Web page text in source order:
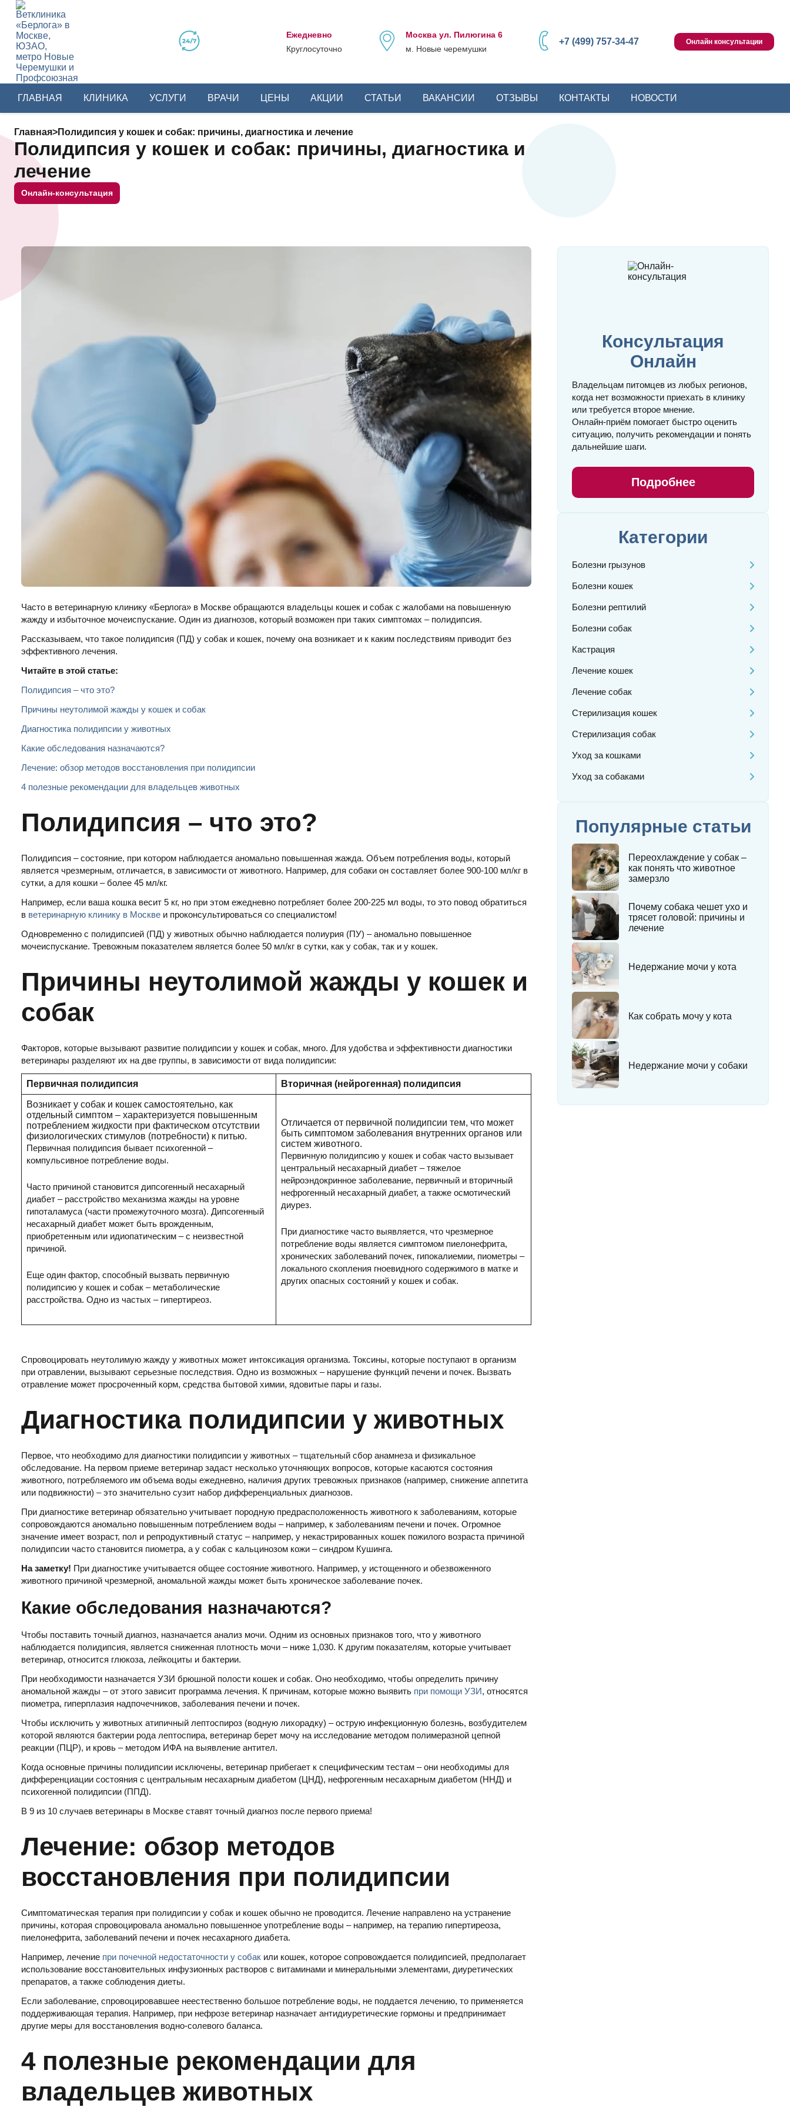
Ежедневно
Круглосуточно
Москва ул. Пилюгина 6
м. Новые черемушки
+7 (499) 757-34-47 Онлайн консультации
ГЛАВНАЯ КЛИНИКА УСЛУГИ ВРАЧИ ЦЕНЫ АКЦИИ СТАТЬИ ВАКАНСИИ ОТЗЫВЫ КОНТАКТЫ НОВОСТИ
Главная>Полидипсия у кошек и собак: причины, диагностика и лечение
Полидипсия у кошек и собак: причины, диагностика и
лечение
Онлайн-консультация
Часто в ветеринарную клинику «Берлога» в Москве обращаются владельцы кошек и собак с жалобами на повышенную
жажду и избыточное мочеиспускание. Один из диагнозов, который возможен при таких симптомах – полидипсия.
Рассказываем, что такое полидипсия (ПД) у собак и кошек, почему она возникает и к каким последствиям приводит без
эффективного лечения.
Читайте в этой статье:
Полидипсия – что это?
Причины неутолимой жажды у кошек и собак
Диагностика полидипсии у животных
Какие обследования назначаются?
Лечение: обзор методов восстановления при полидипсии
4 полезные рекомендации для владельцев животных
Полидипсия – что это?
Полидипсия – состояние, при котором наблюдается аномально повышенная жажда. Объем потребления воды, который
является чрезмерным, отличается, в зависимости от животного. Например, для собаки он составляет более 900-100 мл/кг в
сутки, а для кошки – более 45 мл/кг.
Например, если ваша кошка весит 5 кг, но при этом ежедневно потребляет более 200-225 мл воды, то это повод обратиться
в ветеринарную клинику в Москве и проконсультироваться со специалистом!
Одновременно с полидипсией (ПД) у животных обычно наблюдается полиурия (ПУ) – аномально повышенное
мочеиспускание. Тревожным показателем является более 50 мл/кг в сутки, как у собак, так и у кошек.
Причины неутолимой жажды у кошек и
собак
Факторов, которые вызывают развитие полидипсии у кошек и собак, много. Для удобства и эффективности диагностики
ветеринары разделяют их на две группы, в зависимости от вида полидипсии:
Первичная полидипсия Вторичная (нейрогенная) полидипсия
Возникает у собак и кошек самостоятельно, как
отдельный симптом – характеризуется повышенным
потреблением жидкости при фактическом отсутствии
физиологических стимулов (потребности) к питью.
Первичная полидипсия бывает психогенной –
компульсивное потребление воды.
Часто причиной становится дипсогенный несахарный
диабет – расстройство механизма жажды на уровне
гипоталамуса (части промежуточного мозга). Дипсогенный
несахарный диабет может быть врожденным,
приобретенным или идиопатическим – с неизвестной
причиной.
Еще один фактор, способный вызвать первичную
полидипсию у кошек и собак – метаболические
расстройства. Одно из частых – гипертиреоз.
Отличается от первичной полидипсии тем, что может
быть симптомом заболевания внутренних органов или
систем животного.
Первичную полидипсию у кошек и собак часто вызывает
центральный несахарный диабет – тяжелое
нейроэндокринное заболевание, первичный и вторичный
нефрогенный несахарный диабет, а также осмотический
диурез.
При диагностике часто выявляется, что чрезмерное
потребление воды является симптомом пиелонефрита,
хронических заболеваний почек, гипокалиемии, пиометры –
локального скопления гноевидного содержимого в матке и
других опасных состояний у кошек и собак.
Спровоцировать неутолимую жажду у животных может интоксикация организма. Токсины, которые поступают в организм
при отравлении, вызывают серьезные последствия. Одно из возможных – нарушение функций печени и почек. Вызвать
отравление может просроченный корм, средства бытовой химии, ядовитые пары и газы.
Диагностика полидипсии у животных
Первое, что необходимо для диагностики полидипсии у животных – тщательный сбор анамнеза и физикальное
обследование. На первом приеме ветеринар задаст несколько уточняющих вопросов, которые касаются состояния
животного, потребляемого им объема воды ежедневно, наличия других тревожных признаков (например, снижение аппетита
или подвижности) – это значительно сузит набор дифференциальных диагнозов.
При диагностике ветеринар обязательно учитывает породную предрасположенность животного к заболеваниям, которые
сопровождаются аномально повышенным потреблением воды – например, к заболеваниям печени и почек. Огромное
значение имеет возраст, пол и репродуктивный статус – например, у некастрированных кошек пожилого возраста причиной
полидипсии часто становится пиометра, а у собак с кальцинозом кожи – синдром Кушинга.
На заметку! При диагностике учитывается общее состояние животного. Например, у истощенного и обезвоженного
животного причиной чрезмерной, аномальной жажды может быть хроническое заболевание почек.
Какие обследования назначаются?
Чтобы поставить точный диагноз, назначается анализ мочи. Одним из основных признаков того, что у животного
наблюдается полидипсия, является сниженная плотность мочи – ниже 1,030. К другим показателям, которые учитывает
ветеринар, относится глюкоза, лейкоциты и бактерии.
При необходимости назначается УЗИ брюшной полости кошек и собак. Оно необходимо, чтобы определить причину
аномальной жажды – от этого зависит программа лечения. К причинам, которые можно выявить при помощи УЗИ, относятся
пиометра, гиперплазия надпочечников, заболевания печени и почек.
Чтобы исключить у животных атипичный лептоспироз (водную лихорадку) – острую инфекционную болезнь, возбудителем
которой являются бактерии рода лептоспира, ветеринар берет мочу на исследование методом полимеразной цепной
реакции (ПЦР), и кровь – методом ИФА на выявление антител.
Когда основные причины полидипсии исключены, ветеринар прибегает к специфическим тестам – они необходимы для
дифференциации состояния с центральным несахарным диабетом (ЦНД), нефрогенным несахарным диабетом (ННД) и
психогенной полидипсии (ППД).
В 9 из 10 случаев ветеринары в Москве ставят точный диагноз после первого приема!
Лечение: обзор методов
восстановления при полидипсии
Симптоматическая терапия при полидипсии у собак и кошек обычно не проводится. Лечение направлено на устранение
причины, которая спровоцировала аномально повышенное употребление воды – например, на терапию гипертиреоза,
пиелонефрита, заболеваний печени и почек несахарного диабета.
Например, лечение при почечной недостаточности у собак или кошек, которое сопровождается полидипсией, предполагает
использование восстановительных инфузионных растворов с витаминами и минеральными элементами, диуретических
препаратов, а также соблюдения диеты.
Если заболевание, спровоцировавшее неестественно большое потребление воды, не поддается лечению, то применяется
поддерживающая терапия. Например, при нефрозе ветеринар назначает антидиуретические гормоны и предпринимает
другие меры для восстановления водно-солевого баланса.
4 полезные рекомендации для
владельцев животных
Консультация
Онлайн
Владельцам питомцев из любых регионов,
когда нет возможности приехать в клинику
или требуется второе мнение.
Онлайн‑приём помогает быстро оценить
ситуацию, получить рекомендации и понять
дальнейшие шаги.
Подробнее
Категории
Болезни грызунов
Болезни кошек
Болезни рептилий
Болезни собак
Кастрация
Лечение кошек
Лечение собак
Стерилизация кошек
Стерилизация собак
Уход за кошками
Уход за собаками
Популярные статьи
Переохлаждение у собак –
как понять что животное
замерзло
Почему собака чешет ухо и
трясет головой: причины и
лечение
Недержание мочи у кота
Как собрать мочу у кота
Недержание мочи у собаки